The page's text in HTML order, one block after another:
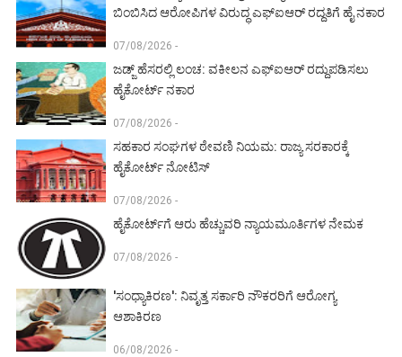
ಬಿಂಬಿಸಿದ ಆರೋಪಿಗಳ ವಿರುದ್ಧ ಎಫ್‌ಐಆರ್ ರದ್ದತಿಗೆ ಹೈ ನಕಾರ
07/08/2026 -
ಜಡ್ಜ್ ಹೆಸರಲ್ಲಿ ಲಂಚ: ವಕೀಲನ ಎಫ್‌ಐಆರ್ ರದ್ದುಪಡಿಸಲು
ಹೈಕೋರ್ಟ್ ನಕಾರ
07/08/2026 -
ಸಹಕಾರ ಸಂಘಗಳ ಠೇವಣಿ ನಿಯಮ: ರಾಜ್ಯ ಸರಕಾರಕ್ಕೆ
ಹೈಕೋರ್ಟ್ ನೋಟಿಸ್
07/08/2026 -
ಹೈಕೋರ್ಟ್‌ಗೆ ಆರು ಹೆಚ್ಚುವರಿ ನ್ಯಾಯಮೂರ್ತಿಗಳ ನೇಮಕ
07/08/2026 -
'ಸಂಧ್ಯಾಕಿರಣ': ನಿವೃತ್ತ ಸರ್ಕಾರಿ ನೌಕರರಿಗೆ ಆರೋಗ್ಯ
ಆಶಾಕಿರಣ
06/08/2026 -